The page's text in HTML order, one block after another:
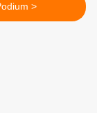
Podium >